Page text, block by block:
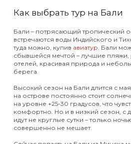
Как выбрать тур на Бали
Бали – потрясающий тропический
встречаются воды Индийского и
туда можно, купив авиатур . Бали
сбывшейся мечтой – лучшие
отелей, красивая природа и
берега.
Высокий сезон на Бали длится с
на острове постоянно стоит
на уровне +25-30 градусов, что
комфортно. Но и в низкий сезон, с
идут не круглые сутки – только
совершенно не мешает.